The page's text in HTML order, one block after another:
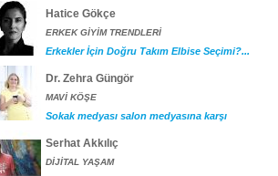
Hatice Gökçe
ERKEK GİYİM TRENDLERİ
Erkekler İçin Doğru Takım Elbise Seçimi?...
Dr. Zehra Güngör
MAVİ KÖŞE
Sokak medyası salon medyasına karşı
Serhat Akkılıç
DİJİTAL YAŞAM